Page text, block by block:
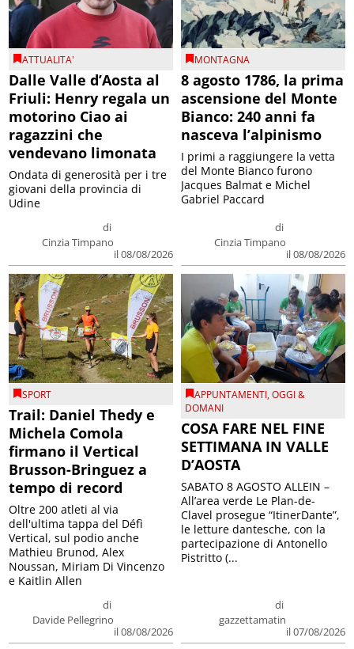
ATTUALITA'
Dalle Valle d’Aosta al
Friuli: Henry regala un
motorino Ciao ai
ragazzini che
vendevano limonata
di
Cinzia Timpano
il 08/08/2026
Ondata di generosità per i tre
giovani della provincia di
Udine
MONTAGNA
8 agosto 1786, la prima
ascensione del Monte
Bianco: 240 anni fa
nasceva l’alpinismo
di
Cinzia Timpano
il 08/08/2026
I primi a raggiungere la vetta
del Monte Bianco furono
Jacques Balmat e Michel
Gabriel Paccard
SPORT
Trail: Daniel Thedy e
Michela Comola
firmano il Vertical
Brusson-Bringuez a
tempo di record
di
Davide Pellegrino
il 08/08/2026
Oltre 200 atleti al via
dell'ultima tappa del Défì
Vertical, sul podio anche
Mathieu Brunod, Alex
Noussan, Miriam Di Vincenzo
e Kaitlin Allen
APPUNTAMENTI,OGGI &
DOMANI
COSA FARE NEL FINE
SETTIMANA IN VALLE
D’AOSTA
di
gazzettamatin
il 07/08/2026
SABATO 8 AGOSTO ALLEIN –
All’area verde Le Plan-de-
Clavel prosegue “ItinerDante”,
le letture dantesche, con la
partecipazione di Antonello
Pistritto (...